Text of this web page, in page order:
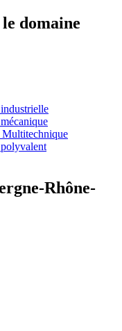
domaine
Multitechnique
Rhône-